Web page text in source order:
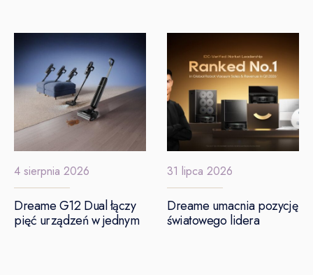
4 sierpnia 2026
Dreame G12 Dual łączy
pięć urządzeń w jednym
31 lipca 2026
Dreame umacnia pozycję
światowego lidera